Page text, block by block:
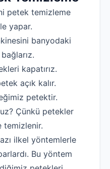
Su Kaçağı
Petek
Uzmana Sor
Hakkımızda
İletişim
petek temizleme
yapar.
banyodaki
kapatırız.
açık kalır.
petektir.
Çünkü petekler
temizlenir.
ilkel yöntemlerle
Bu yöntem